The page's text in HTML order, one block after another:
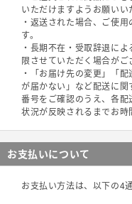
いただけますようお願いい
・返送された場合、ご使
す。
・長期不在・受取辞退に
限させていただく場合がご
・「お届け先の変更」「
が届かない」など配送に
番号をご確認のうえ、各
状況が反映されるまでお時
お支払いについて
お支払い方法は、以下の4